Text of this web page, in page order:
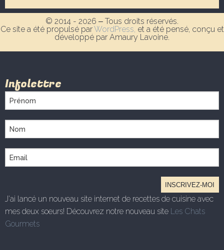
© 2014 - 2026 ‒ Tous droits réservés.
Ce site a été propulsé parWordPress, et a été pensé, conçu et
développé par Amaury Lavoine.
Infolettre
J'ai lancé un nouveau site internet de recettes de cuisine avec
mes deux soeurs! Découvrez notre nouveau site Les Chats
Gourmets